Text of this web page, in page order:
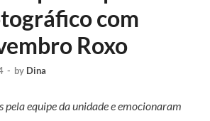
com
Roxo
- by Dina
equipe da unidade e emocionaram